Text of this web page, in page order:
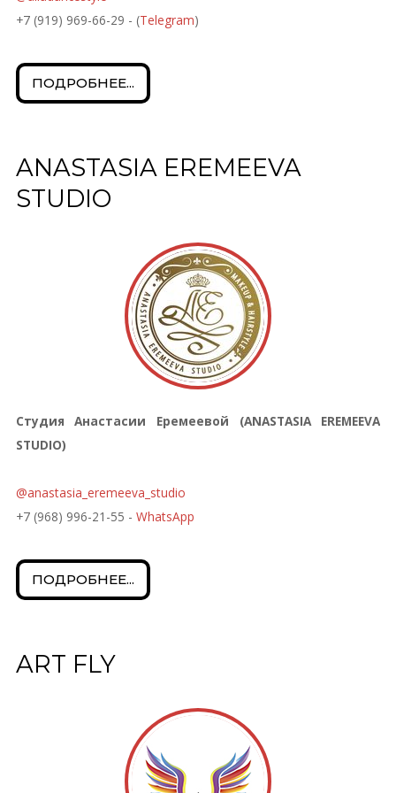
+7 (919) 969-66-29 - (Telegram)
ПОДРОБНЕЕ...
ANASTASIA EREMEEVA
STUDIO
Студия Анастасии Еремеевой (ANASTASIA EREMEEVA
STUDIO)
@anastasia_eremeeva_studio
+7 (968) 996-21-55 - WhatsApp
ПОДРОБНЕЕ...
ART FLY